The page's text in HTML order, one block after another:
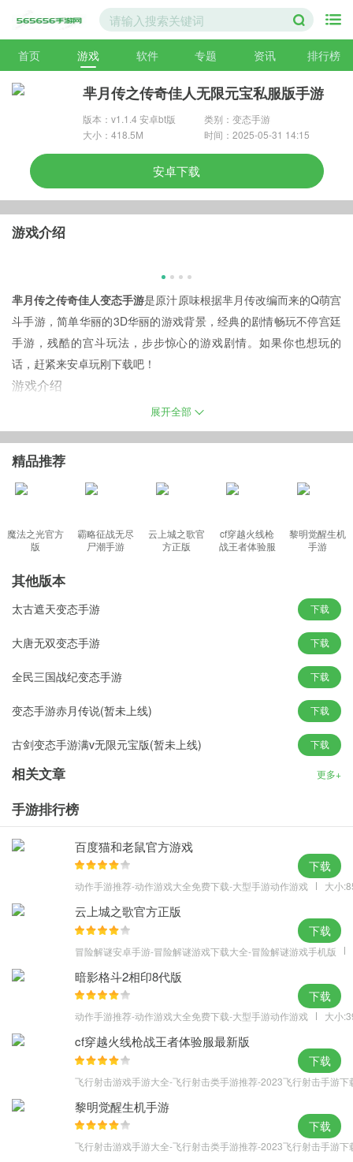
首页 游戏 软件 专题 资讯 排行榜
芈月传之传奇佳人无限元宝私服版手游
版本：v1.1.4 安卓bt版
类别：变态手游
大小：418.5M
时间：2025-05-31 14:15
安卓下载
游戏介绍
芈月传之传奇佳人变态手游是原汁原味根据芈月传改编而来的Q萌宫
斗手游，简单华丽的3D华丽的游戏背景，经典的剧情畅玩不停宫廷
手游，残酷的宫斗玩法，步步惊心的游戏剧情。如果你也想玩的
话，赶紧来安卓玩刚下载吧！
游戏介绍
我的命运，我自己做主！独家官方授权3D换装宫斗手游《芈月传之
国度！游戏背景以古代宫廷与现代时尚相结合，原汁原味还原《芈
月传》的经典剧情！
芈月传之传奇佳人公益端福利介绍
★首充比例1：400，充值比例1：200
★至尊调整：立即获得19600，每天领取4500元宝
★开服基金购买：总计获得100000元宝；还有全服福利，有福同享
★上线赠送满级VIP，元宝12888，铜钱100万、体力*200;立享超豪
华待遇
★签到奖励：连续签到领取橙色法宝箱，元宝*34553，十万金币，
★首充大礼包：首充领取美人如玉“拓跋玉儿”，紫晶笔乾、紫晶法
冠、体力丹*5
【原着授权正版3D宫廷手游】
丰富多样，亲身经历娘娘逆袭之路。
美景。华丽结婚场景给你一个浪漫而真实的感受。
【皇子系统，亲子互动望子成龙】
皇子皇女悉心教导，亲自种菜养育儿女。琴棋书画、十八般武艺任
你栽培。共同战斗，相互扶持，母凭子贵享受一世荣华。
【残酷宫斗，掌嘴扎针步步惊心】
宫斗玩法丰富有趣，不只有掌嘴诅咒那么简单噢！拉拢权贵、收买
人心更是必不可少的生存之道。成王封后，锦衣玉食，他人的荣宠
兴衰，尽在你一念之间。
【百变宫装 华衣霓裳随心搭配】
百变宫装千种搭配等你探秘！3D高精密度模型，服装细节精致考
究。发饰、表情、服饰、鞋子随心配。更有华服大赛、时装传记等
丰富玩法，让你秀出最美的自己。
展开全部
精品推荐
魔法之光官方
版
霸略征战无尽
尸潮手游
云上城之歌官
方正版
cf穿越火线枪
战王者体验服
黎明觉醒生机
手游
其他版本
太古遮天变态手游 下载
大唐无双变态手游 下载
全民三国战纪变态手游 下载
变态手游赤月传说(暂未上线) 下载
古剑变态手游满v无限元宝版(暂未上线) 下载
相关文章 更多+
手游排行榜
百度猫和老鼠官方游戏
动作手游推荐-动作游戏大全免费下载-大型手游动作游戏 大小
下载
云上城之歌官方正版
冒险解谜安卓手游-冒险解谜游戏下载大全-冒险解谜游戏手机版
下载
暗影格斗2相印8代版
动作手游推荐-动作游戏大全免费下载-大型手游动作游戏 大小
下载
cf穿越火线枪战王者体验服最新版
飞行射击游戏手游大全-飞行射击类手游推荐-2023飞行射击手游下
下载
黎明觉醒生机手游
飞行射击游戏手游大全-飞行射击类手游推荐-2023飞行射击手游下
下载